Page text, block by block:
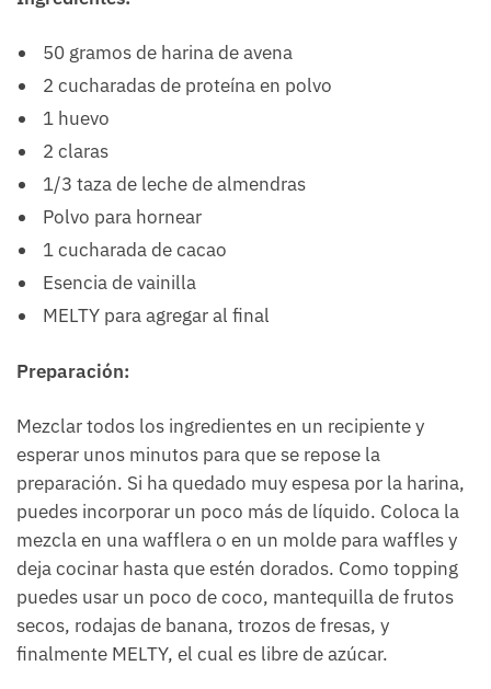
50 gramos de harina de avena
2 cucharadas de proteína en polvo
1 huevo
2 claras
1/3 taza de leche de almendras
Polvo para hornear
1 cucharada de cacao
Esencia de vainilla
MELTY para agregar al final
Preparación:
Mezclar todos los ingredientes en un recipiente y
esperar unos minutos para que se repose la
preparación. Si ha quedado muy espesa por la harina,
puedes incorporar un poco más de líquido. Coloca la
mezcla en una wafflera o en un molde para waffles y
deja cocinar hasta que estén dorados. Como topping
puedes usar un poco de coco, mantequilla de frutos
secos, rodajas de banana, trozos de fresas, y
finalmente MELTY, el cual es libre de azúcar.